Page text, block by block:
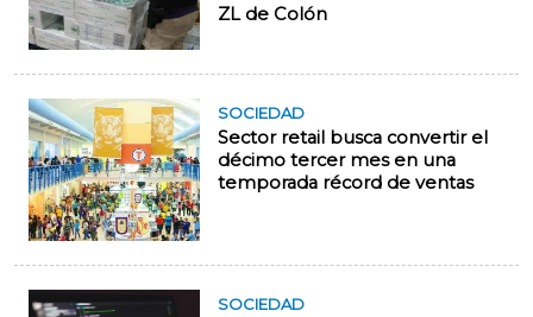
ZL de Colón
SOCIEDAD
Sector retail busca convertir el
décimo tercer mes en una
temporada récord de ventas
SOCIEDAD